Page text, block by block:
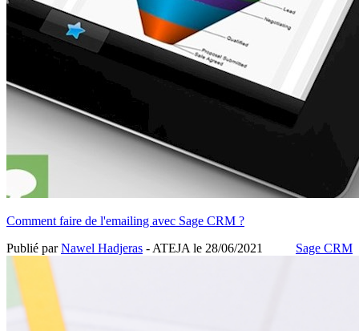
Comment faire de l'emailing avec Sage CRM ?
Sage CRM
Publié parNawel Hadjeras - ATEJA le 28/06/2021